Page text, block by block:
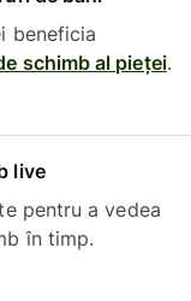
beneficia
schimb al pieței.
live
pentru a vedea
în timp.